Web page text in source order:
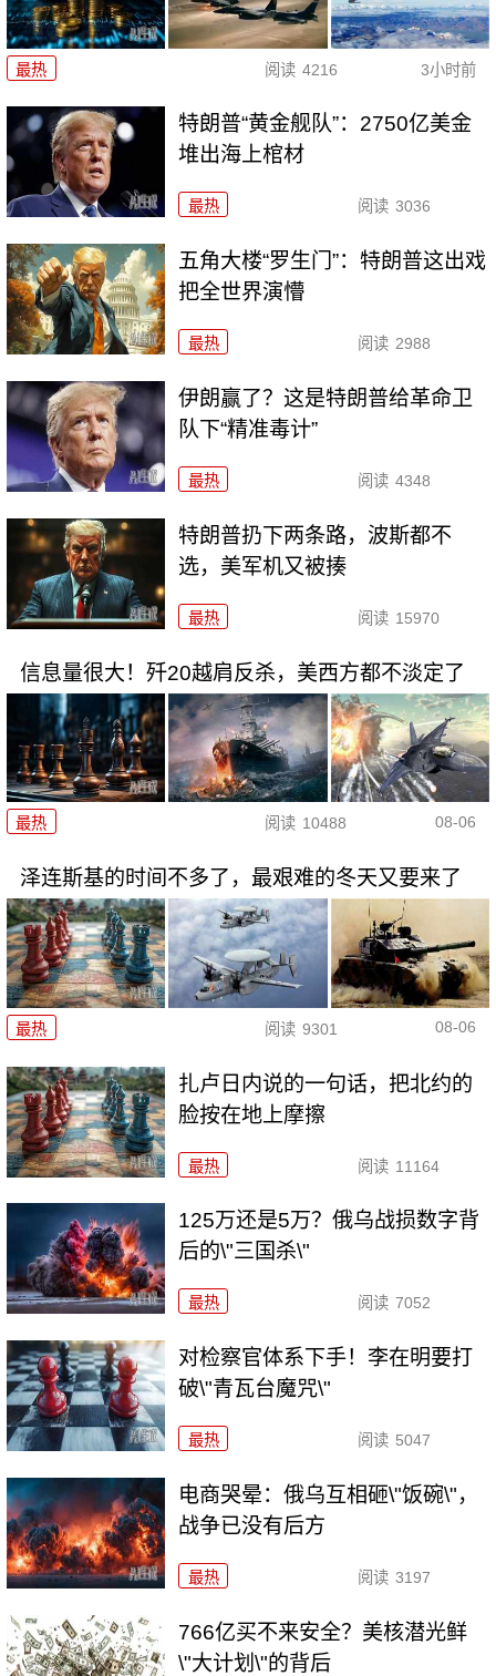
最热 阅读 4216 3小时前
特朗普“黄金舰队”：2750亿美金
堆出海上棺材
最热 阅读 3036
五角大楼“罗生门”：特朗普这出戏
把全世界演懵
最热 阅读 2988
伊朗赢了？这是特朗普给革命卫
队下“精准毒计”
最热 阅读 4348
特朗普扔下两条路，波斯都不
选，美军机又被揍
最热 阅读 15970
信息量很大！歼20越肩反杀，美西方都不淡定了
最热 阅读 10488 08-06
泽连斯基的时间不多了，最艰难的冬天又要来了
最热 阅读 9301 08-06
扎卢日内说的一句话，把北约的
脸按在地上摩擦
最热 阅读 11164
125万还是5万？俄乌战损数字背
后的\"三国杀\"
最热 阅读 7052
对检察官体系下手！李在明要打
破\"青瓦台魔咒\"
最热 阅读 5047
电商哭晕：俄乌互相砸\"饭碗\"，
战争已没有后方
最热 阅读 3197
766亿买不来安全？美核潜光鲜
\"大计划\"的背后